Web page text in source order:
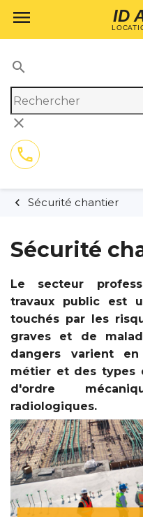
 ID
search
clear
call
Sécurité chantier
Sécurité
Le secteur
travaux public est
touchés par les
graves et de
dangers varient
métier et des types
d'ordre
radiologiques.